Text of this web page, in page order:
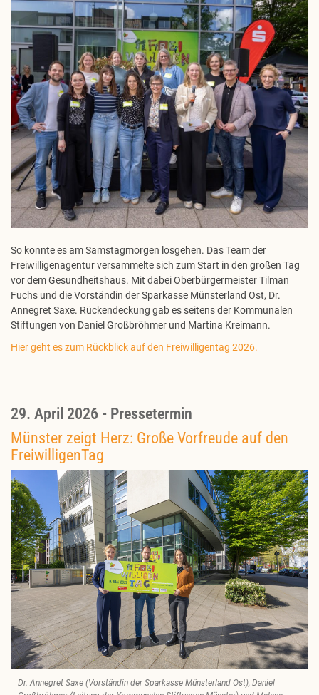
So konnte es am Samstagmorgen losgehen. Das Team der
Freiwilligenagentur versammelte sich zum Start in den großen Tag
vor dem Gesundheitshaus. Mit dabei Oberbürgermeister Tilman
Fuchs und die Vorständin der Sparkasse Münsterland Ost, Dr.
Annegret Saxe. Rückendeckung gab es seitens der Kommunalen
Stiftungen von Daniel Großbröhmer und Martina Kreimann.
Hier geht es zum Rückblick auf den Freiwilligentag 2026.
29. April 2026 - Pressetermin
Münster zeigt Herz: Große Vorfreude auf den
FreiwilligenTag
Dr. Annegret Saxe (Vorständin der Sparkasse Münsterland Ost), Daniel